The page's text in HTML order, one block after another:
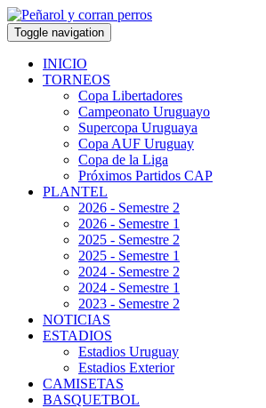
Toggle navigation
INICIO
TORNEOS
Copa Libertadores
Campeonato Uruguayo
Supercopa Uruguaya
Copa AUF Uruguay
Copa de la Liga
Próximos Partidos CAP
PLANTEL
2026 - Semestre 2
2026 - Semestre 1
2025 - Semestre 2
2025 - Semestre 1
2024 - Semestre 2
2024 - Semestre 1
2023 - Semestre 2
NOTICIAS
ESTADIOS
Estadios Uruguay
Estadios Exterior
CAMISETAS
BASQUETBOL